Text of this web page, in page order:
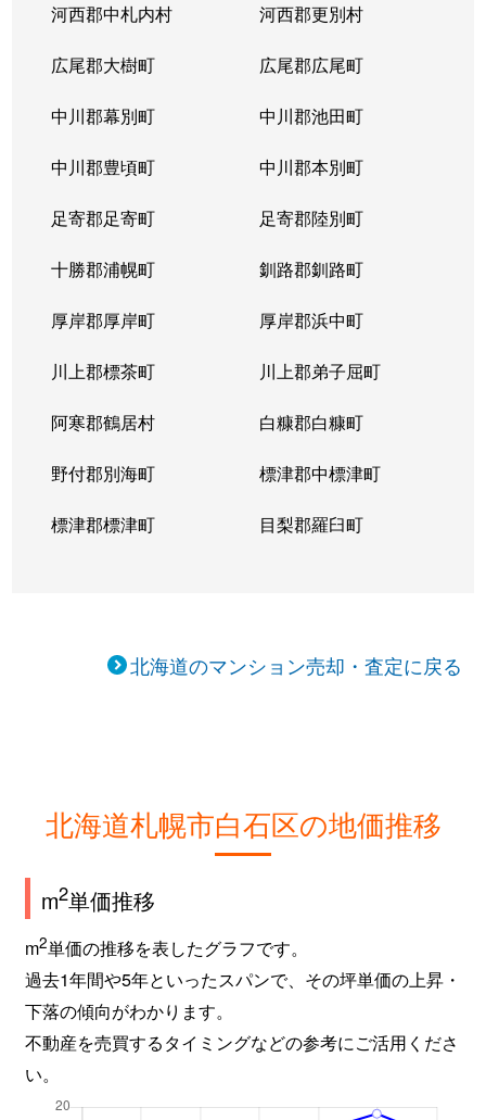
河西郡中札内村 河西郡更別村
広尾郡大樹町 広尾郡広尾町
中川郡幕別町 中川郡池田町
中川郡豊頃町 中川郡本別町
足寄郡足寄町 足寄郡陸別町
十勝郡浦幌町 釧路郡釧路町
厚岸郡厚岸町 厚岸郡浜中町
川上郡標茶町 川上郡弟子屈町
阿寒郡鶴居村 白糠郡白糠町
野付郡別海町 標津郡中標津町
標津郡標津町 目梨郡羅臼町
北海道のマンション売却・査定に戻る
北海道札幌市白石区の地価推移
m2単価推移
m2単価の推移を表したグラフです。
過去1年間や5年といったスパンで、その坪単価の上昇・
下落の傾向がわかります。
不動産を売買するタイミングなどの参考にご活用くださ
い。